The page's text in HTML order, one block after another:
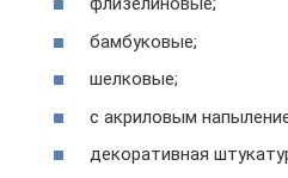
бамбуковые;
шелковые;
с акриловым
декоративная